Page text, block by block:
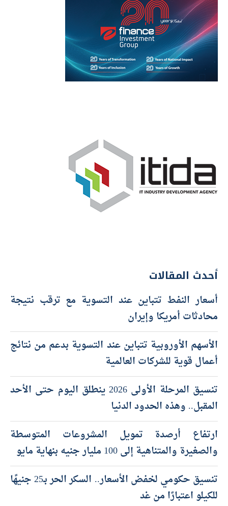
أحدث المقالات
أسعار النفط تتباين عند التسوية مع ترقب نتيجة
محادثات أمريكا وإيران
الأسهم الأوروبية تتباين عند التسوية بدعم من نتائج
أعمال قوية للشركات العالمية
تنسيق المرحلة الأولى 2026 ينطلق اليوم حتى الأحد
المقبل.. وهذه الحدود الدنيا
ارتفاع أرصدة تمويل المشروعات المتوسطة
والصغيرة والمتناهية إلى 100 مليار جنيه بنهاية مايو
تنسيق حكومي لخفض الأسعار.. السكر الحر بـ25 جنيهًا
للكيلو اعتبارًا من غد